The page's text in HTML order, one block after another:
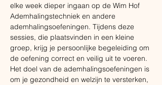
elke week dieper ingaan op de Wim Hof
Ademhalingstechniek en andere
ademhalingsoefeningen. Tijdens deze
sessies, die plaatsvinden in een kleine
groep, krijg je persoonlijke begeleiding om
de oefening correct en veilig uit te voeren.
Het doel van de ademhalingsoefeningen is
om je gezondheid en welzijn te versterken,